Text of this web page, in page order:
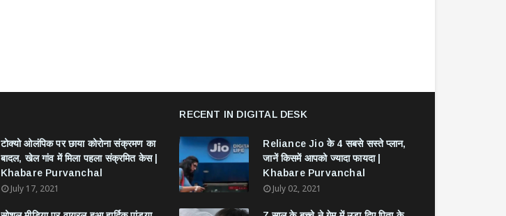
टोक्यो ओलंपिक पर छाया कोरोना संक्रमण का
बादल, खेल गांव में मिला पहला संक्रमित केस |
Khabare Purvanchal
July 17, 2021
RECENT IN DIGITAL DESK
Reliance Jio के 4 सबसे सस्ते प्लान,
जानें किसमें आपको ज्यादा फायदा |
Khabare Purvanchal
July 02, 2021